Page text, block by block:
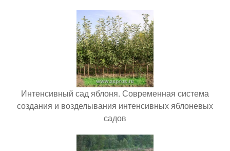
Интенсивный сад яблоня. Современная система
создания и возделывания интенсивных яблоневых
садов